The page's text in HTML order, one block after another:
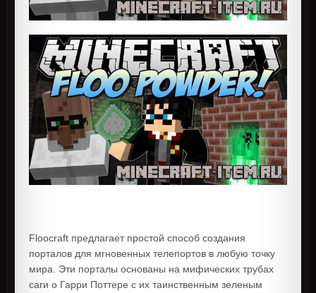
Floocraft предлагает простой способ создания
порталов для мгновенных телепортов в любую точку
мира. Эти порталы основаны на мифических трубах
саги о Гарри Поттере с их таинственным зеленым